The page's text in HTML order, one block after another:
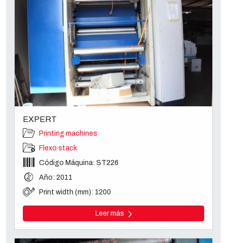
EXPERT
Printing machines
Flexo stack
Código Máquina: ST226
Año: 2011
Print width (mm): 1200
Leer más